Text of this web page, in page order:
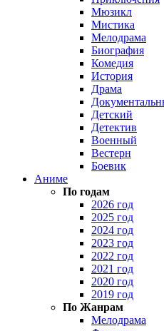
Мюзикл
Мистика
Мелодрама
Биография
Комедия
История
Драма
Детский
Детектив
Военный
Вестерн
Боевик
Аниме
По годам
2026 год
2025 год
2024 год
2023 год
2022 год
2021 год
2020 год
2019 год
По Жанрам
Мелодрама